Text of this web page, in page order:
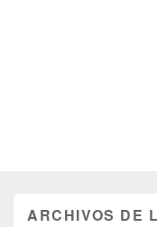
ARCHIVOS DE